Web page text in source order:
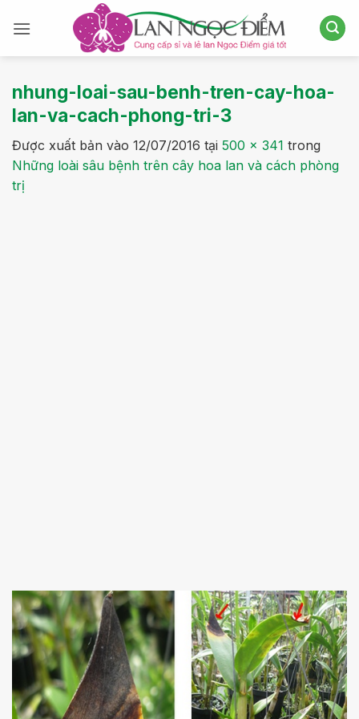
qua
nhung-loai-sau-benh-tren-cay-hoa-
lan-va-cach-phong-tri-3
Được xuất bản vào 12/07/2016 tại 500 × 341 trong
Những loài sâu bệnh trên cây hoa lan và cách phòng
trị